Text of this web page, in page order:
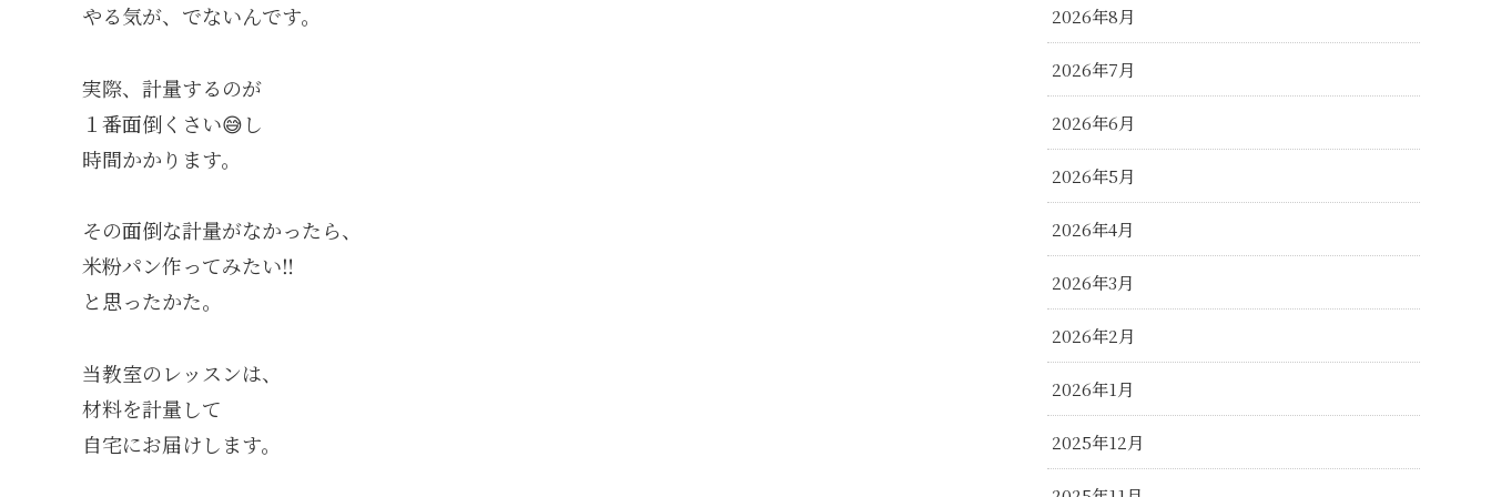
やる気が、でないんです。
実際、計量するのが
１番面倒くさい😅し
時間かかります。
その面倒な計量がなかったら、
米粉パン作ってみたい‼️
と思ったかた。
当教室のレッスンは、
材料を計量して
自宅にお届けします。
2026年8月
2026年7月
2026年6月
2026年5月
2026年4月
2026年3月
2026年2月
2026年1月
2025年12月